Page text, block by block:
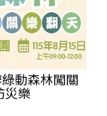
動森林闖關
災樂